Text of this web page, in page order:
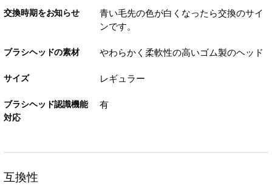
交換時期をお知らせ
青い毛先の色が白くなったら交換のサイ
ンです。
ブラシヘッドの素材 やわらかく柔軟性の高いゴム製のヘッド
サイズ レギュラー
ブラシヘッド認識機能
対応
有
互換性